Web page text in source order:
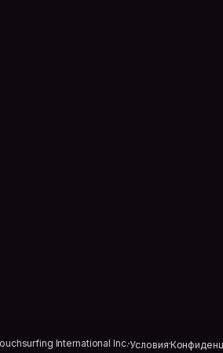
International Inc.Условия